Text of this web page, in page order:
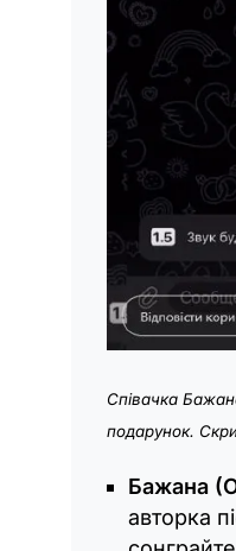
Співачка
подарунок.
Бажана
авторка